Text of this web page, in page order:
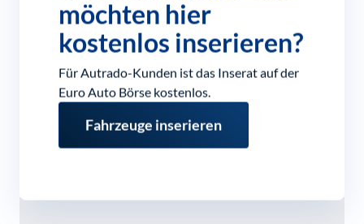
möchten hier
kostenlos inserieren?
Für Autrado-Kunden ist das Inserat auf der
Euro Auto Börse kostenlos.
Fahrzeuge inserieren